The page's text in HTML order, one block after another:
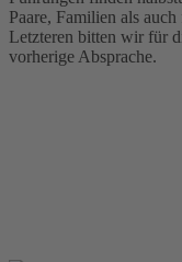
Paare, Familien als
Letzteren bitten wir für
vorherige Absprache.